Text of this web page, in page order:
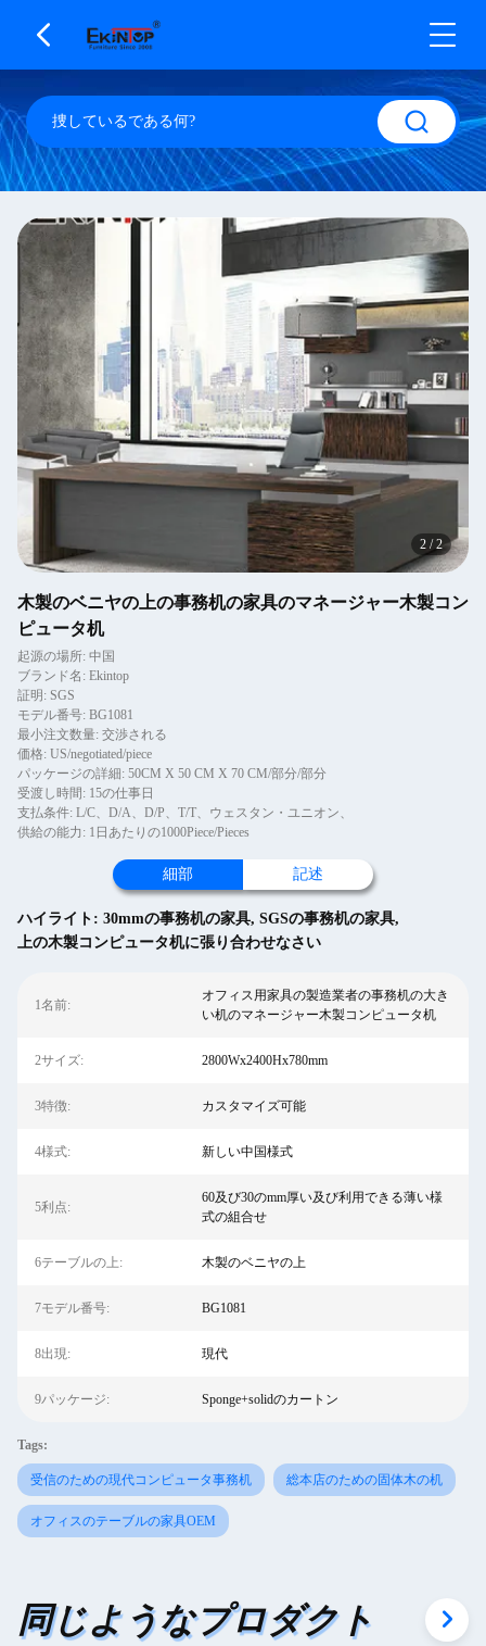
2 /2
木製のベニヤの上の事務机の家具のマネージャー木製コン
ピュータ机
起源の場所: 中国
ブランド名: Ekintop
証明: SGS
モデル番号: BG1081
最小注文数量: 交渉される
価格: US/negotiated/piece
パッケージの詳細: 50CM X 50 CM X 70 CM/部分/部分
受渡し時間: 15の仕事日
支払条件: L/C、D/A、D/P、T/T、ウェスタン・ユニオン、
供給の能力: 1日あたりの1000Piece/Pieces
細部 記述
ハイライト: 30mmの事務机の家具, SGSの事務机の家具,
上の木製コンピュータ机に張り合わせなさい
1名前:
オフィス用家具の製造業者の事務机の大き
い机のマネージャー木製コンピュータ机
2サイズ: 2800Wx2400Hx780mm
3特徴: カスタマイズ可能
4様式: 新しい中国様式
5利点:
60及び30のmm厚い及び利用できる薄い様
式の組合せ
6テーブルの上: 木製のベニヤの上
7モデル番号: BG1081
8出現: 現代
9パッケージ: Sponge+solidのカートン
Tags:
受信のための現代コンピュータ事務机 総本店のための固体木の机
オフィスのテーブルの家具OEM
同じようなプロダクト